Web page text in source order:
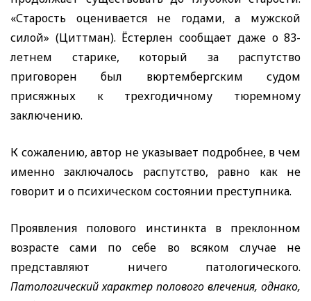
«Старость оценивается не годами, а мужской
силой» (Циттман). Ёстерлен сообщает даже о 83-
летнем старике, который за распутство
приговорен был вюртембергским судом
присяжных к трехгодичному тюремному
заключению.
К сожалению, автор не указывает подробнее, в чем
именно заключалось распутство, равно как не
говорит и о психическом состоянии преступника.
Проявления полового инстинкта в преклонном
возрасте сами по себе во всяком случае не
представляют ничего патологического.
Патологический характер полового влечения, однако,